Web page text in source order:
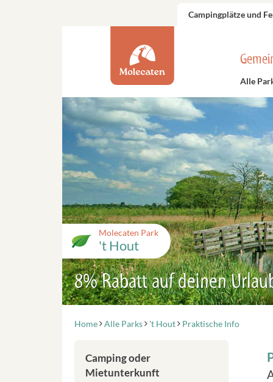
Campingplätze und
Alle
Molecaten Park
't Hout
8% Rabatt auf deinen
Home Alle Parks 't Hout Praktische Info
Camping oder
Mietunterkunft